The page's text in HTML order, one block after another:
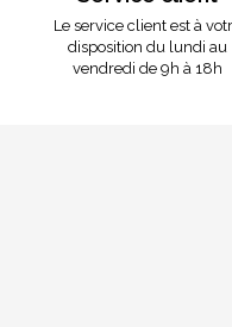
Le service client est à
disposition du lundi au
vendredi de 9h à 18h